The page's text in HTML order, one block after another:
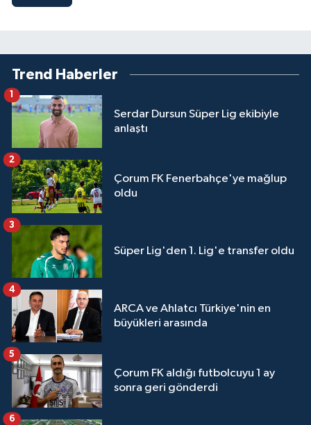
Trend Haberler
Serdar Dursun Süper Lig ekibiyle
anlaştı
1
Çorum FK Fenerbahçe'ye mağlup
oldu
2
Süper Lig'den 1. Lig'e transfer oldu
3
ARCA ve Ahlatcı Türkiye'nin en
büyükleri arasında
4
Çorum FK aldığı futbolcuyu 1 ay
sonra geri gönderdi
5
6